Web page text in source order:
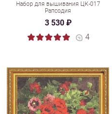
Набор для вышивания ЦК-017
Рапсодия
3 530 ₽
4